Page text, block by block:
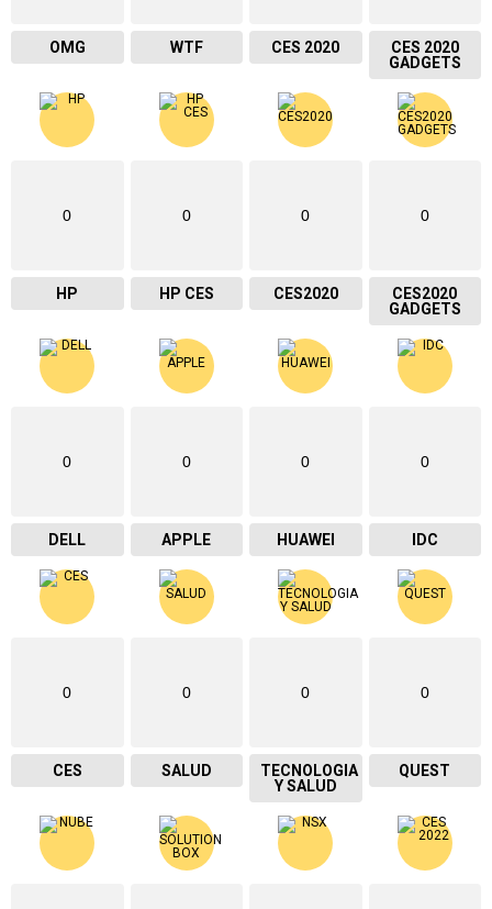
OMG WTF CES 2020
CES 2020
GADGETS
0
HP
0
HP CES
0
CES2020
0
CES2020
GADGETS
0
DELL
0
APPLE
0
HUAWEI
0
IDC
0
CES
0
SALUD
0
TECNOLOGIA
Y SALUD
0
QUEST